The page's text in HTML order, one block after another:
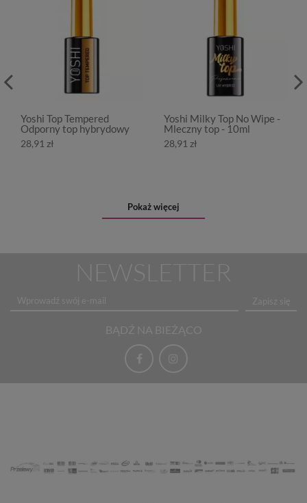
Yoshi Top Tempered
Odporny top hybrydowy
28,91 zł
Yoshi Milky Top No Wipe -
Mleczny top - 10ml
28,91 zł
Pokaż więcej
NEWSLETTER
Zapisz się
BĄDŹ NA BIEŻĄCO